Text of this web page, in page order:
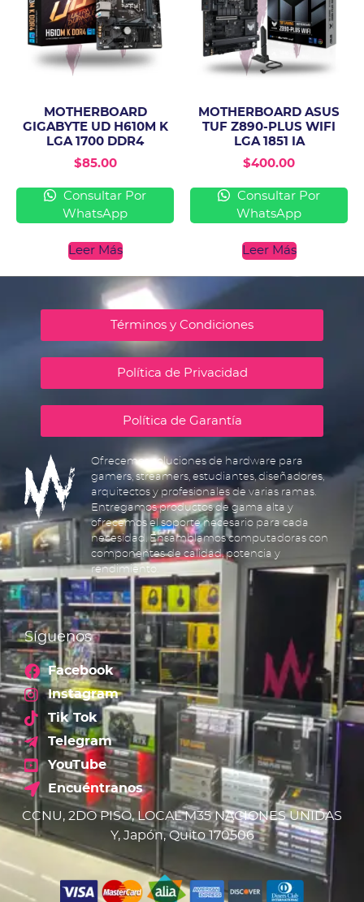
MOTHERBOARD
GIGABYTE UD H610M K
LGA 1700 DDR4
$85.00
Consultar Por
WhatsApp
Leer Más
MOTHERBOARD ASUS
TUF Z890-PLUS WIFI
LGA 1851 IA
$400.00
Consultar Por
WhatsApp
Leer Más
Términos y Condiciones
Política de Privacidad
Política de Garantía
Ofrecemos soluciones de hardware para
gamers, streamers, estudiantes, diseñadores,
arquitectos y profesionales de varias ramas.
Entregamos productos de gama alta y
ofrecemos el soporte necesario para cada
necesidad. Ensamblamos computadoras con
componentes de calidad, potencia y
rendimiento.
Síguenos
Facebook
Instagram
Tik Tok
Telegram
YouTube
Encuéntranos
CCNU, 2DO PISO, LOCAL M35 NACIONES UNIDAS
Y, Japón, Quito 170506